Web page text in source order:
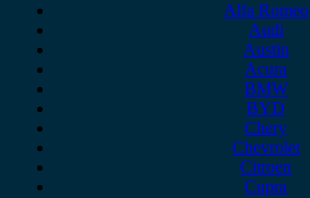
Alfa Romeo
Audi
Austin
Acura
BMW
BYD
Chery
Chevrolet
Citroen
Cupra